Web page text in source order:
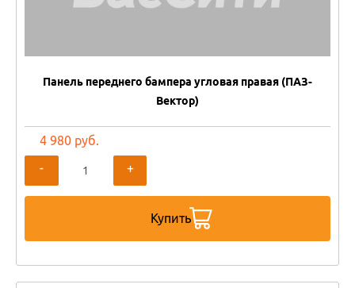
Панель переднего бампера угловая правая (ПАЗ-
Вектор)
4 980 руб.
-
+
Купить